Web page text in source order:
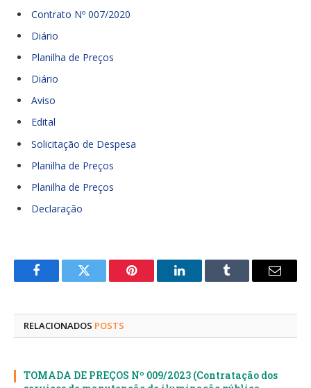
Contrato Nº 007/2020
Diário
Planilha de Preços
Diário
Aviso
Edital
Solicitação de Despesa
Planilha de Preços
Planilha de Preços
Declaração
FacebookTwitter Pinterest LinkedInTumblr
E-
RELACIONADOS POSTS
TOMADA DE PREÇOS Nº 009/2023 (Contratação dos